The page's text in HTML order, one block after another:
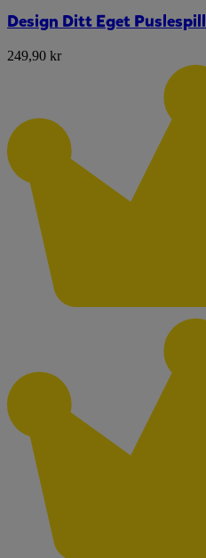
Design Ditt Eget Puslespill
249,90 kr